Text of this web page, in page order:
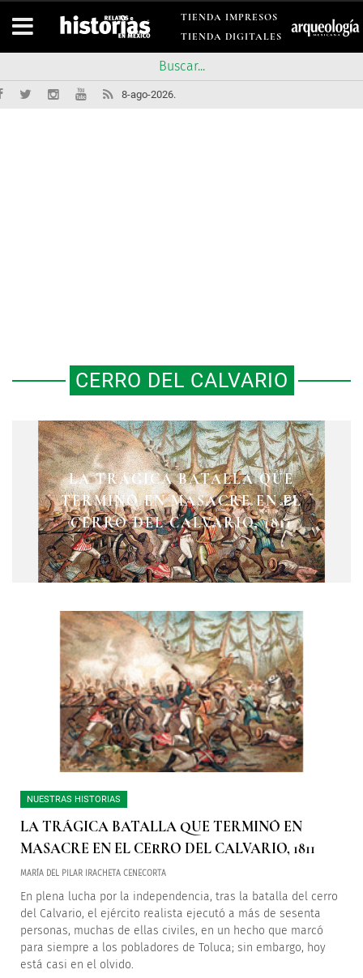
TIENDA IMPRESOS
TIENDA DIGITALES
8-ago-2026.
CERRO DEL CALVARIO
LA TRÁGICA BATALLA QUE
TERMINÓ EN MASACRE EN EL
CERRO DEL CALVARIO, 1811
NUESTRAS HISTORIAS
LA TRÁGICA BATALLA QUE TERMINÓ EN
MASACRE EN EL CERRO DEL CALVARIO, 1811
MARÍA DEL PILAR IRACHETA CENECORTA
En plena lucha por la independencia, tras la batalla del cerro
del Calvario, el ejército realista ejecutó a más de sesenta
personas, muchas de ellas civiles, en un hecho que marcó
para siempre a los pobladores de Toluca; sin embargo, hoy
está casi en el olvido.